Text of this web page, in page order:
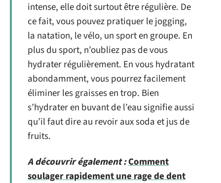
intense, elle doit surtout être régulière. De
ce fait, vous pouvez pratiquer le jogging,
la natation, le vélo, un sport en groupe. En
plus du sport, n’oubliez pas de vous
hydrater régulièrement. En vous hydratant
abondamment, vous pourrez facilement
éliminer les graisses en trop. Bien
s’hydrater en buvant de l’eau signifie aussi
qu’il faut dire au revoir aux soda et jus de
fruits.
A découvrir également :Comment
soulager rapidement une rage de dent